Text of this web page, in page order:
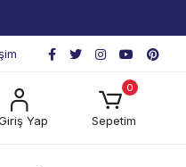
Yap
0
Sepetim